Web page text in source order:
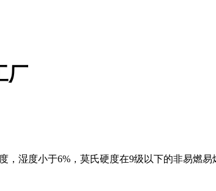
厂
湿度小于6%，莫氏硬度在9级以下的非易燃